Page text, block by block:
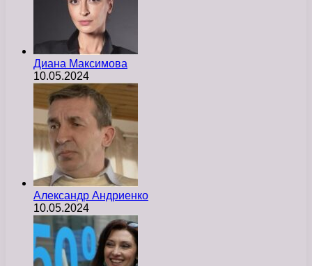
Диана Максимова
10.05.2024
Александр Андриенко
10.05.2024